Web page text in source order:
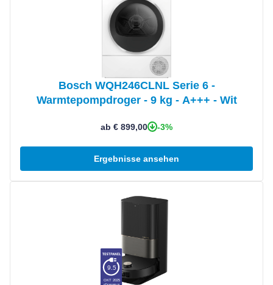
Bosch WQH246CLNL Serie 6 -
Warmtepompdroger - 9 kg - A+++ - Wit
ab € 899,00 -3%
Ergebnisse ansehen
9.5
OKT 2025